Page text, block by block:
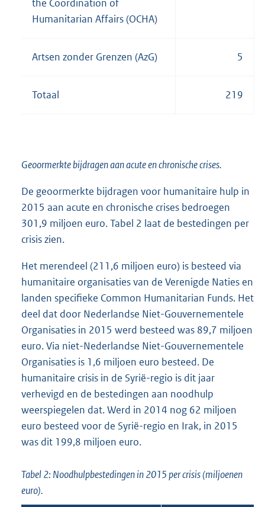
the Coordination of
Humanitarian Affairs (OCHA)
Artsen zonder Grenzen (AzG) 5
Totaal 219
Geoormerkte bijdragen aan acute en chronische crises.
De geoormerkte bijdragen voor humanitaire hulp in
2015 aan acute en chronische crises bedroegen
301,9 miljoen euro. Tabel 2 laat de bestedingen per
crisis zien.
Het merendeel (211,6 miljoen euro) is besteed via
humanitaire organisaties van de Verenigde Naties en
landen specifieke Common Humanitarian Funds. Het
deel dat door Nederlandse Niet-Gouvernementele
Organisaties in 2015 werd besteed was 89,7 miljoen
euro. Via niet-Nederlandse Niet-Gouvernementele
Organisaties is 1,6 miljoen euro besteed. De
humanitaire crisis in de Syrië-regio is dit jaar
verhevigd en de bestedingen aan noodhulp
weerspiegelen dat. Werd in 2014 nog 62 miljoen
euro besteed voor de Syrië-regio en Irak, in 2015
was dit 199,8 miljoen euro.
Tabel 2: Noodhulpbestedingen in 2015 per crisis (miljoenen
euro).